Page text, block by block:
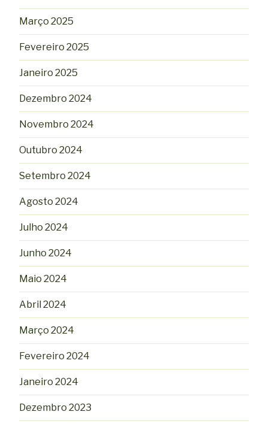
Março 2025
Fevereiro 2025
Janeiro 2025
Dezembro 2024
Novembro 2024
Outubro 2024
Setembro 2024
Agosto 2024
Julho 2024
Junho 2024
Maio 2024
Abril 2024
Março 2024
Fevereiro 2024
Janeiro 2024
Dezembro 2023